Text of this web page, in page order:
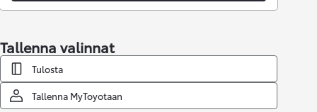
Tallenna valinnat
Tulosta
Tallenna MyToyotaan